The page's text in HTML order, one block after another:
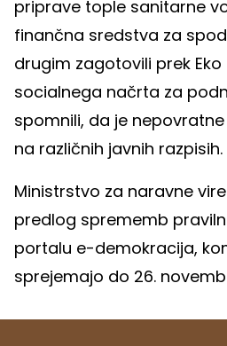
priprave tople sanitarne
finančna sredstva za
drugim zagotovili prek Eko
socialnega načrta za
spomnili, da je
na različnih javnih razpisih.
Ministrstvo za naravne
predlog sprememb
portalu e-demokracija,
sprejemajo do 26.